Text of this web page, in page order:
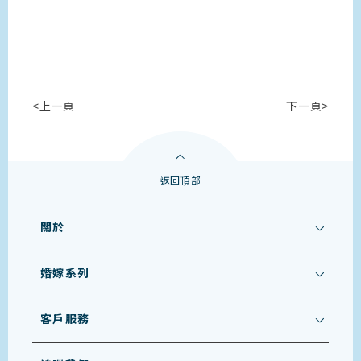
<上一頁 下一頁>
返回頂部
關於
婚嫁系列
客戶服務